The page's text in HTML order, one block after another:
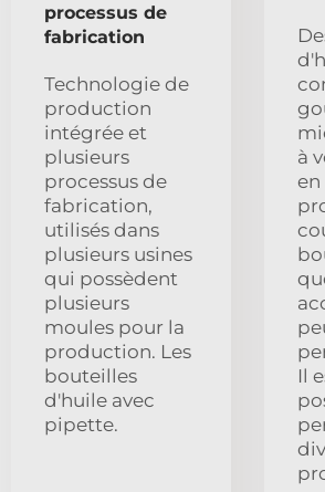
processus de
fabrication
Technologie de
production
intégrée et
plusieurs
processus de
fabrication,
utilisés dans
plusieurs usines
qui possèdent
plusieurs
moules pour la
production. Les
bouteilles
d'huile avec
pipette.
à
en
Il